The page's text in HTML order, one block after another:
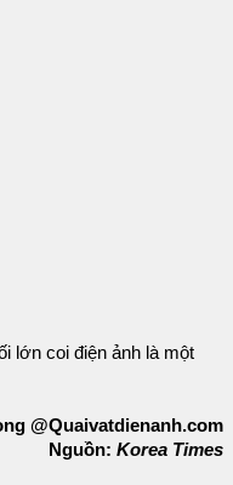
lớn coi điện ảnh là một
@Quaivatdienanh.com
Nguồn: Korea Times